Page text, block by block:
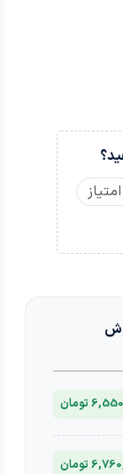
تومان
تومان